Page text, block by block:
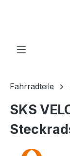
Fahrradteile
SKS